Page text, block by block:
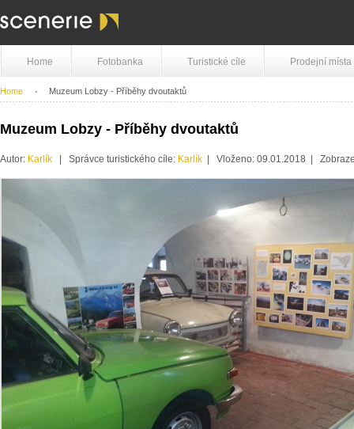
Home Fotobanka Turistické cíle Prodejní místa
Home Muzeum Lobzy - Příběhy dvoutaktů
Muzeum Lobzy - Příběhy dvoutaktů
Autor: Karlík | Správce turistického cíle: Karlík | Vloženo: 09.01.2018 |